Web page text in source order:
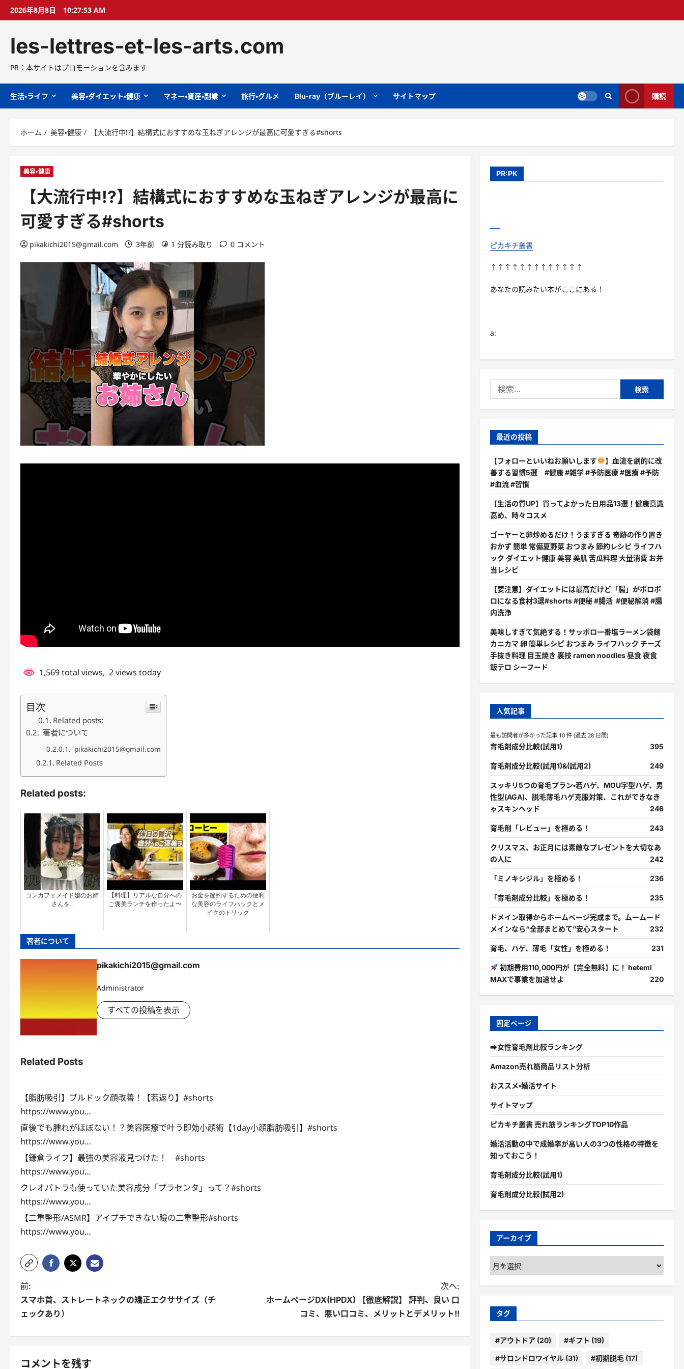
プ
2026年8月8日 10:27:54 AM
les-lettres-et-les-arts.com
PR：本サイトはプロモーションを含みます
生活・ライフ 美容・ダイエット・健康 マネー・資産・副業 旅行・グルメ Blu-ray（ブルーレイ） サイトマップ 購読
ホーム 美容・健康 【大流行中!?】結構式におすすめな玉ねぎアレンジが最高に可愛すぎる#shorts
美容・健康
【大流行中!?】結構式におすすめな玉ねぎアレンジが最高に
可愛すぎる#shorts
pikakichi2015@gmail.com 3年前 1 分読み取り 0 コメント
1,569 total views, 2 views today
目次
Related posts:
著者について
pikakichi2015@gmail.com
Related Posts
Related posts:
コンカフェメイド嬢のお姉
さんを..
【料理】リアルな自分への
ご褒美ランチを作ったよ〜
お金を節約するための便利
な美容のライフハックとメ
イクのトリック
著者について
pikakichi2015@gmail.com
Administrator
すべての投稿を表示
Related Posts
【脂肪吸引】ブルドック顔改善！【若返り】#shorts
https://www.you…
直後でも腫れがほぼない！？美容医療で叶う即効小顔術【1day小顔脂肪吸引】#shorts
https://www.you…
【鎌倉ライフ】最強の美容液見つけた！ #shorts
https://www.you…
クレオパトラも使っていた美容成分「プラセンタ」って？#shorts
https://www.you…
【二重整形/ASMR】アイプチできない瞼の二重整形#shorts
https://www.you…
投
稿
ゲ
前:
スマホ首、ストレートネックの矯正エクササイズ（チ
ェックあり）
次へ:
ホームページDX(HPDX) 【徹底解説】 評判、良い 口
コミ、悪い口コミ、メリットとデメリット!!
コメントを残す
PR:PK
ピカキチ叢書
↑↑↑↑↑↑↑↑↑↑↑↑↑
あなたの読みたい本がここにある！
a:
索:
最近の投稿
【フォローといいねお願いします
】血流を劇的に改
善する習慣5選 #健康 #雑学 #予防医療 #医療 #予防
#血流 #習慣
【生活の質UP】買ってよかった日用品13選！健康意識
高め、時々コスメ
ゴーヤーと卵炒めるだけ！うますぎる 奇跡の作り置き
おかず 簡単 常備夏野菜 おつまみ 節約レシピ ライフハ
ック ダイエット健康 美容 美肌 苦瓜料理 大量消費 お弁
当レシピ
【要注意】ダイエットには最高だけど「腸」がボロボ
ロになる食材3選#shorts #便秘 #腸活 #便秘解消 #腸
内洗浄
美味しすぎて気絶する！サッポロ一番塩ラーメン袋麺
カニカマ 卵 簡単レシピ おつまみ ライフハック チーズ
手抜き料理 目玉焼き 裏技 ramen noodles 昼食 夜食
飯テロ シーフード
人気記事
最も訪問者が多かった記事 10 件 (過去 28 日間)
育毛剤成分比較(試用1) 395
育毛剤成分比較(試用1)&(試用2) 249
スッキリ5つの育毛プラン・若ハゲ、MOU字型ハゲ、男
性型(AGA)、脱毛薄毛ハゲ克服対策、これができなき
ゃスキンヘッド
246
育毛剤「レビュー」を極める！ 243
クリスマス、お正月には素敵なプレゼントを大切なあ
の人に
242
「ミノキシジル」を極める！ 236
「育毛剤成分比較」を極める！ 235
ドメイン取得からホームページ完成まで。ムームード
メインなら“全部まとめて”安心スタート
232
育毛、ハゲ、薄毛「女性」を極める！ 231
初期費用110,000円が【完全無料】に！ heteml
MAXで事業を加速せよ
220
固定ページ
➡女性育毛剤比較ランキング
Amazon売れ筋商品リスト分析
おススメ・婚活サイト
サイトマップ
ピカキチ叢書 売れ筋ランキングTOP10作品
婚活活動の中で成婚率が高い人の3つの性格の特徴を
知っておこう！
育毛剤成分比較(試用1)
育毛剤成分比較(試用2)
アーカイブ
ア
ー
カ
ブ
タグ
#アウトドア(20) #ギフト (19)
#サロンドロワイヤル(31) #初期脱毛(17)